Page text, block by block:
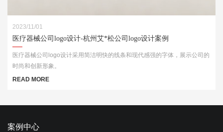
2023/11/01
医疗器械公司logo设计-杭州艾*松公司logo设计案例
医疗器械公司logo设计采用简洁明快的线条和现代感强的字体，展示公司的
时尚和创新形象。
READ MORE
案例中心